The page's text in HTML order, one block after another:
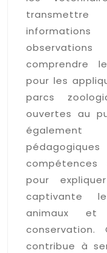
comprendre
pour les
parcs
ouvertes au
pour
captivante
animaux
contribue à